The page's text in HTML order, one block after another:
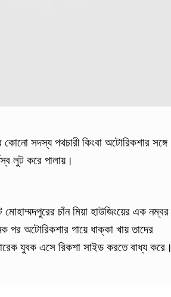
সদস্য পথচারী কিংবা অটোরিকশার সঙ্গে
লুট করে পালায়।
চাঁন মিয়া হাউজিংয়ের এক নম্বর
পর অটোরিকশার গায়ে ধাক্কা খায় তাদের
যুবক এসে রিকশা সাইড করতে বাধ্য করে।